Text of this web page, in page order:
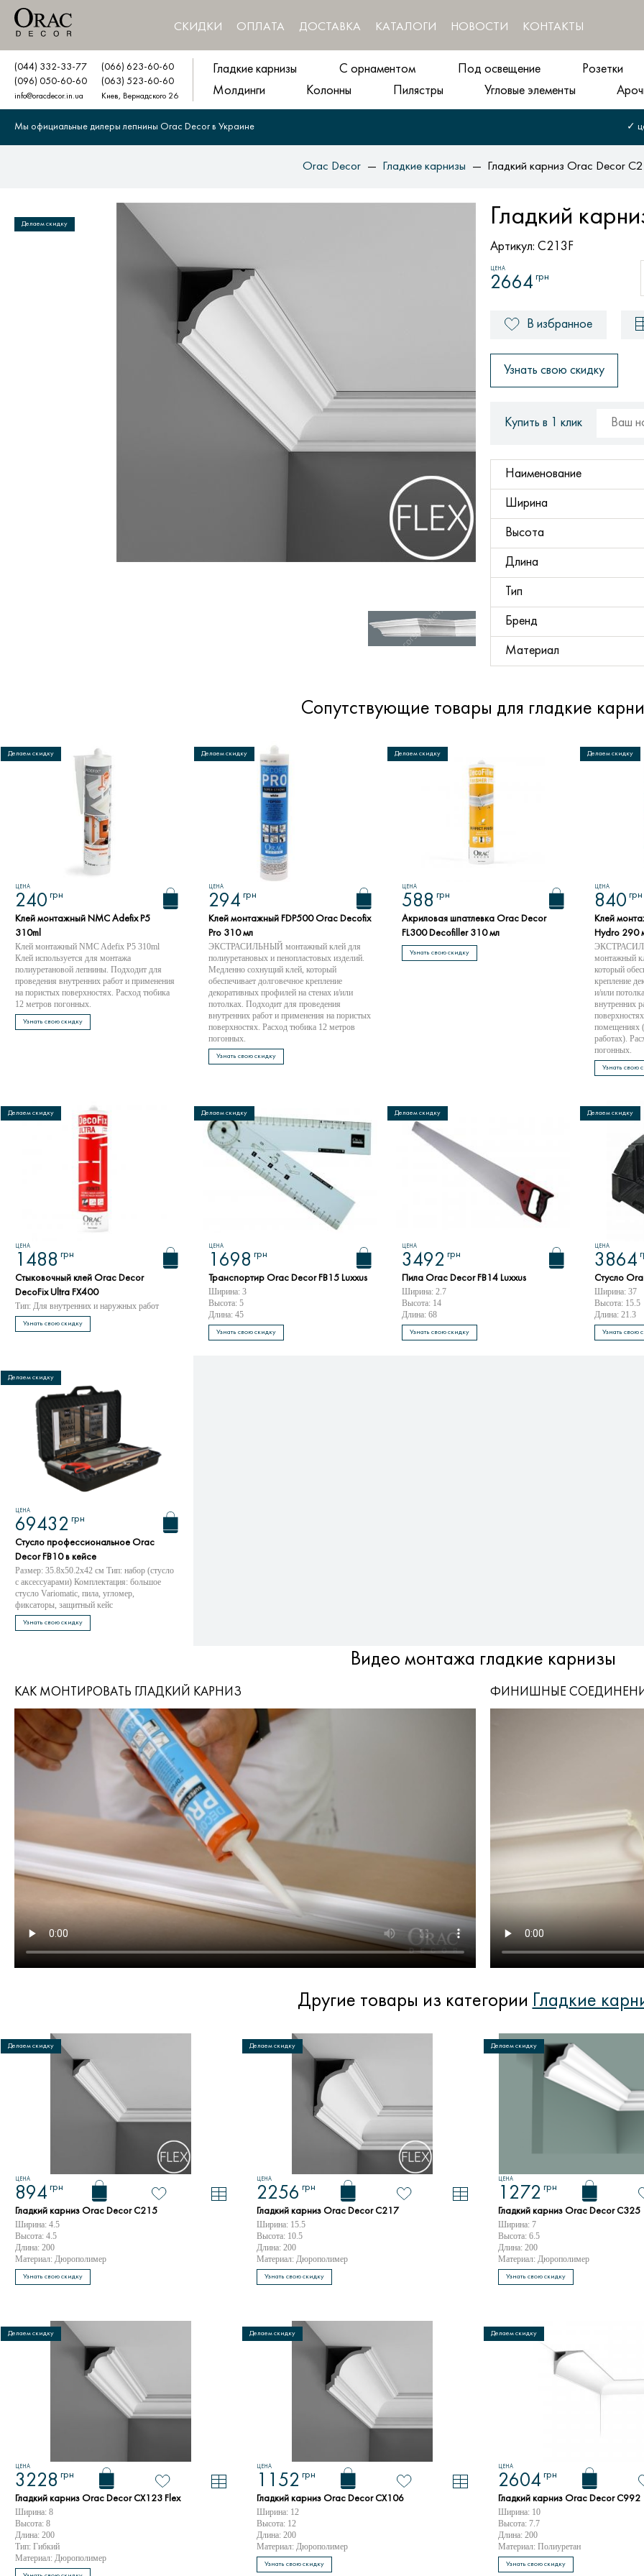
СКИДКИ ОПЛАТА ДОСТАВКА КАТАЛОГИ НОВОСТИ КОНТАКТЫ
(044) 332-33-77
(096) 050-60-60
info@oracdecor.in.ua
(066) 623-60-60
(063) 523-60-60
Киев, Вернадского 26
Гладкие карнизы С орнаментом Под освещение
Розетки
Молдинги
Колонны Пилястры Угловые элементы
Мы официальные дилеры лепнины Orac Decor в Украине ✓
Orac Decor Гладкие карнизы Гладкий карниз Orac Decor
Делаем скидку Гладкий
Артикул: C213F
ЦЕНА
2664 грн
В избранное
Узнать свою скидку
Купить в 1 клик
Наименование
Ширина
Высота
Длина
Тип
Бренд
Материал
Сопутствующие товары для гладкие
ЦЕНА
240 грн
Клей монтажный NMC Adefix P5
310ml
Клей монтажный NMC Adefix P5 310ml
Клей используется для монтажа
полиуретановой лепнины. Подходит для
проведения внутренних работ и применения
на пористых поверхностях. Расход тюбика
12 метров погонных.
Узнать свою скидку
Делаем скидку
ЦЕНА
294 грн
Клей монтажный FDP500 Orac Decofix
Pro 310 мл
ЭКСТРАСИЛЬНЫЙ монтажный клей для
полиуретановых и пенопластовых изделий.
Медленно сохнущий клей, который
обеспечивает долговечное крепление
декоративных профилей на стенах и/или
потолках. Подходит для проведения
внутренних работ и применения на пористых
поверхностях. Расход тюбика 12 метров
погонных.
Узнать свою скидку
Делаем скидку
ЦЕНА
588 грн
Акриловая шпатлевка Orac Decor
FL300 Decofiller 310 мл
Узнать свою скидку
Делаем скидку
ЦЕНА
840 грн
Клей
Hydro 290
монтажный
который
крепление
и/или
внутренних
помещениях
работах).
погонных.
Узнать свою
Делаем скидку
ЦЕНА
1488 грн
Стыковочный клей Orac Decor
DecoFix Ultra FX400
Тип: Для внутренних и наружных работ
Узнать свою скидку
Делаем скидку
ЦЕНА
1698 грн
Транспортир Orac Decor FB15 Luxxus
Ширина: 3
Высота: 5
Длина: 45
Узнать свою скидку
Делаем скидку
ЦЕНА
3492 грн
Пила Orac Decor FB14 Luxxus
Ширина: 2.7
Высота: 14
Длина: 68
Узнать свою скидку
Делаем скидку
ЦЕНА
3864
Стусло
Ширина: 37
Высота: 15.5
Длина: 21.3
Узнать свою
Делаем скидку
ЦЕНА
69432 грн
Стусло профессиональное Orac
Decor FB10 в кейсе
Размер: 35.8x50.2x42 см Тип: набор (стусло
с аксессуарами) Комплектация: большое
стусло Variomatic, пила, угломер,
фиксаторы, защитный кейс
Узнать свою скидку
Делаем скидку
Видео монтажа гладкие карнизы
КАК МОНТИРОВАТЬ ГЛАДКИЙ КАРНИЗ ФИНИШНЫЕ
Другие товары из категории Гладкие
ЦЕНА
894 грн
Гладкий карниз Orac Decor C215
Ширина: 4.5
Высота: 4.5
Длина: 200
Материал: Дюрополимер
Узнать свою скидку
Делаем скидку
ЦЕНА
2256 грн
Гладкий карниз Orac Decor C217
Ширина: 15.5
Высота: 10.5
Длина: 200
Материал: Дюрополимер
Узнать свою скидку
Делаем скидку
ЦЕНА
1272 грн
Гладкий карниз Orac Decor C325
Ширина: 7
Высота: 6.5
Длина: 200
Материал: Дюрополимер
Узнать свою скидку
Делаем скидку
ЦЕНА
3228 грн
Гладкий карниз Orac Decor CX123 Flex
Ширина: 8
Высота: 8
Длина: 200
Тип: Гибкий
Материал: Дюрополимер
Делаем скидку
ЦЕНА
1152 грн
Гладкий карниз Orac Decor CX106
Ширина: 12
Высота: 12
Длина: 200
Материал: Дюрополимер
Узнать свою скидку
Делаем скидку
ЦЕНА
2604 грн
Гладкий карниз Orac Decor C992
Ширина: 10
Высота: 7.7
Длина: 200
Материал: Полиуретан
Узнать свою скидку
Делаем скидку